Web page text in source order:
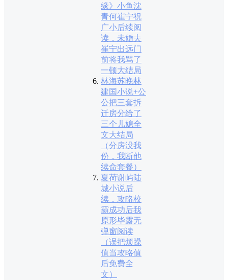
缘》小鱼沈
青何崔宁祝
广小后续阅
读，未婚夫
崔宁出远门
前将我骂了
一顿大结局
林海苏晚林
建国小说+公
公把三套拆
迁房分给了
三个儿媳全
文大结局
（分房没我
份，我断他
续命套餐）
夏荷谢屿陆
城小说后
续，攻略校
霸成功后我
原形毕露无
弹窗阅读
（误把烦躁
值当攻略值
后免费全
文）